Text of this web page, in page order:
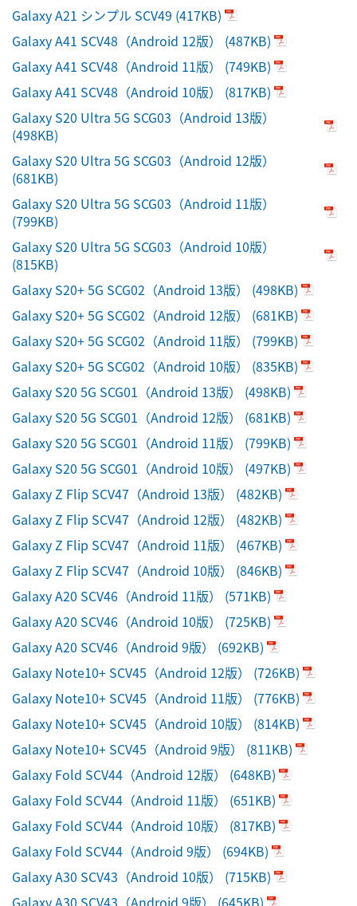
Galaxy A21 シンプル SCV49 (417KB)
Galaxy A41 SCV48（Android 12版） (487KB)
Galaxy A41 SCV48（Android 11版） (749KB)
Galaxy A41 SCV48（Android 10版） (817KB)
Galaxy S20 Ultra 5G SCG03（Android 13版）
(498KB)
Galaxy S20 Ultra 5G SCG03（Android 12版）
(681KB)
Galaxy S20 Ultra 5G SCG03（Android 11版）
(799KB)
Galaxy S20 Ultra 5G SCG03（Android 10版）
(815KB)
Galaxy S20+ 5G SCG02（Android 13版） (498KB)
Galaxy S20+ 5G SCG02（Android 12版） (681KB)
Galaxy S20+ 5G SCG02（Android 11版） (799KB)
Galaxy S20+ 5G SCG02（Android 10版） (835KB)
Galaxy S20 5G SCG01（Android 13版） (498KB)
Galaxy S20 5G SCG01（Android 12版） (681KB)
Galaxy S20 5G SCG01（Android 11版） (799KB)
Galaxy S20 5G SCG01（Android 10版） (497KB)
Galaxy Z Flip SCV47（Android 13版） (482KB)
Galaxy Z Flip SCV47（Android 12版） (482KB)
Galaxy Z Flip SCV47（Android 11版） (467KB)
Galaxy Z Flip SCV47（Android 10版） (846KB)
Galaxy A20 SCV46（Android 11版） (571KB)
Galaxy A20 SCV46（Android 10版） (725KB)
Galaxy A20 SCV46（Android 9版） (692KB)
Galaxy Note10+ SCV45（Android 12版） (726KB)
Galaxy Note10+ SCV45（Android 11版） (776KB)
Galaxy Note10+ SCV45（Android 10版） (814KB)
Galaxy Note10+ SCV45（Android 9版） (811KB)
Galaxy Fold SCV44（Android 12版） (648KB)
Galaxy Fold SCV44（Android 11版） (651KB)
Galaxy Fold SCV44（Android 10版） (817KB)
Galaxy Fold SCV44（Android 9版） (694KB)
Galaxy A30 SCV43（Android 10版） (715KB)
Galaxy A30 SCV43（Android 9版） (645KB)